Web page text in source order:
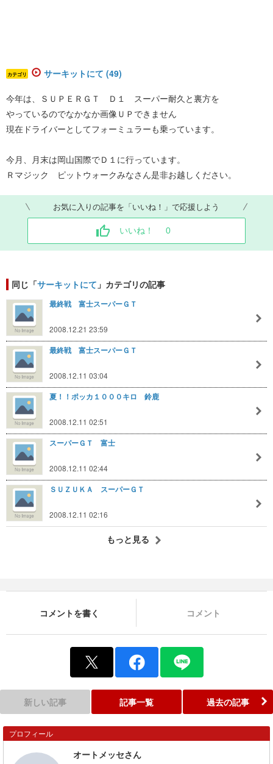
カテゴリ サーキットにて (49)
今年は、ＳＵＰＥＲＧＴ Ｄ１ スーパー耐久と裏方を
やっているのでなかなか画像ＵＰできません
現在ドライバーとしてフォーミュラーも乗っています。
今月、月末は岡山国際でＤ１に行っています。
Ｒマジック ピットウォークみなさん是非お越しください。
お気に入りの記事を「いいね！」で応援しよう
いいね！ 0
同じ「サーキットにて 」カテゴリの記事
最終戦 富士スーパーＧＴ
2008.12.21 23:59
最終戦 富士スーパーＧＴ
2008.12.11 03:04
夏！！ポッカ１０００キロ 鈴鹿
2008.12.11 02:51
スーパーＧＴ 富士
2008.12.11 02:44
ＳＵＺＵＫＡ スーパーＧＴ
2008.12.11 02:16
もっと見る
コメントを書く コメント
新しい記事 記事一覧 過去の記事
プロフィール
オートメッセさん